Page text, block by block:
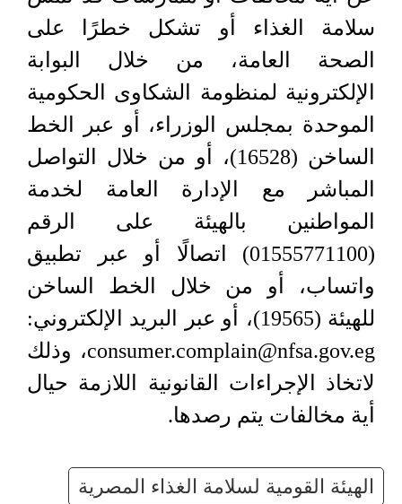
سلامة الغذاء أو تشكل خطرًا على
الصحة العامة، من خلال البوابة
الإلكترونية لمنظومة الشكاوى الحكومية
الموحدة بمجلس الوزراء، أو عبر الخط
الساخن (16528)، أو من خلال التواصل
المباشر مع الإدارة العامة لخدمة
المواطنين بالهيئة على الرقم
(01555771100) اتصالًا أو عبر تطبيق
واتساب، أو من خلال الخط الساخن
للهيئة (19565)، أو عبر البريد الإلكتروني:
consumer.complain@nfsa.gov.eg، وذلك
لاتخاذ الإجراءات القانونية اللازمة حيال
أية مخالفات يتم رصدها.
الهيئة القومية لسلامة الغذاء المصرية